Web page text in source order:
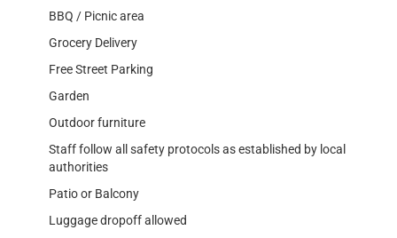
BBQ / Picnic area
Grocery Delivery
Free Street Parking
Garden
Outdoor furniture
Staff follow all safety protocols as established by local
authorities
Patio or Balcony
Luggage dropoff allowed